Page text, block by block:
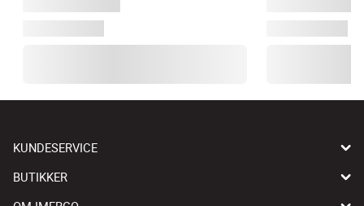
KUNDESERVICE
BUTIKKER